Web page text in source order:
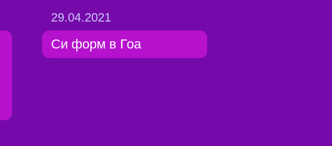
29.04.2021
Си форм в Гоа